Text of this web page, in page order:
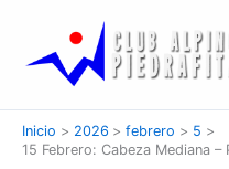
contenido
Inicio 2026 febrero
5
15 Febrero: Cabeza Mediana –